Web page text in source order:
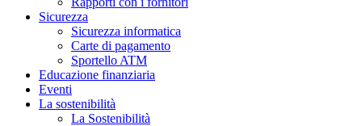
Sicurezza
Sicurezza informatica
Carte di pagamento
Sportello ATM
Educazione finanziaria
Eventi
La sostenibilità
La Sostenibilità